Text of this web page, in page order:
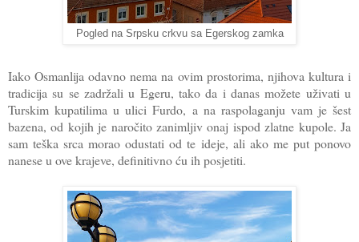
Pogled na Srpsku crkvu sa Egerskog zamka
Iako Osmanlija odavno nema na ovim prostorima, njihova kultura i
tradicija su se zadržali u Egeru, tako da i danas možete uživati u
Turskim kupatilima u ulici Furdo, a na raspolaganju vam je šest
bazena, od kojih je naročito zanimljiv onaj ispod zlatne kupole. Ja
sam teška srca morao odustati od te ideje, ali ako me put ponovo
nanese u ove krajeve, definitivno ću ih posjetiti.